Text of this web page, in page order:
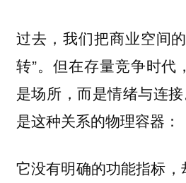
过去，我们把商业空间
转”。但在存量竞争时代
是场所，而是情绪与连
是这种关系的物理容器：
它没有明确的功能指标